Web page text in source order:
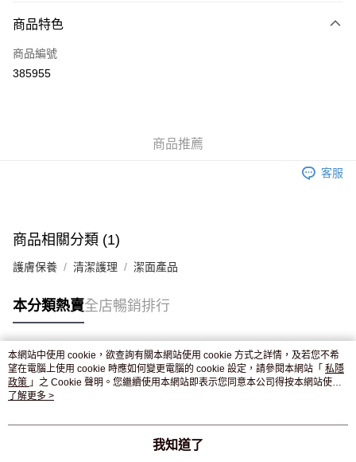
信用卡
Apple Pay
付款後門市自取，訂單確認後2-4個工作天到店，7天內取。逾期後
商品特色
商品編號
385955
商品推薦
客服
商品相關分類 (1)
護膚保養 清潔護理 潔面產品
本分類熱賣全店暢銷排行
熱門標籤
熱銷排行
本網站中使用 cookie，欲查詢有關本網站使用 cookie 方式之詳情，及若您不希
望在電腦上使用 cookie 時應如何變更電腦的 cookie 設定，請參閱本網站「 私隱
政策 」之 Cookie 聲明。您繼續使用本網站即表示您同意本公司得按本網站使用
條款之 Cookie 聲明使用 cookie。
了解更多 >
我知道了